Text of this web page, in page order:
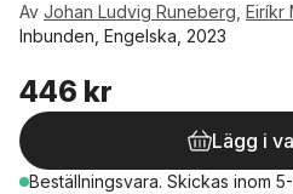
Av Johan Ludvig Runeberg Eiríkr
Inbunden, Engelska, 2023
446 kr
Lägg i
Beställningsvara. Skickas inom